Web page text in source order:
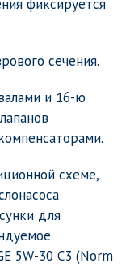
фиксируется
сечения.
и 16-ю
схеме,
для
5W-30 C3 (Norm